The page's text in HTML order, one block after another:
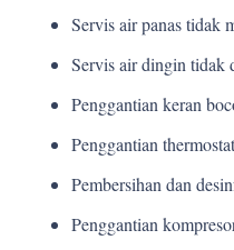
Servis air panas tidak
Servis air dingin tidak
Penggantian keran
Penggantian thermostat
Pembersihan dan
Penggantian